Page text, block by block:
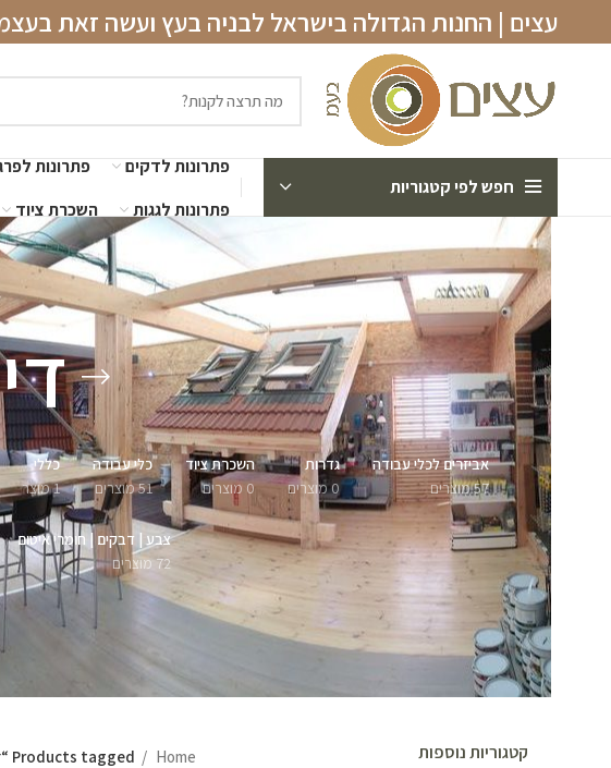
עצים | החנות הגדולה בישראל לבניה בעץ ועשה זאת
חפש לפי קטגוריות
פתרונות לדקים פתרונות
פתרונות לגגות
השכרת ציוד
אביזרים לכלי עבודה
57 מוצרים
גדרות
0 מוצרים
השכרת ציוד
0 מוצרים
כלי עבודה
51 מוצרים
כללי
1 מוצר
צבע | דבקים | חומרי איטום
72 מוצרים
קטגוריות נוספות Home Products tagged “דיבל דפיקה”